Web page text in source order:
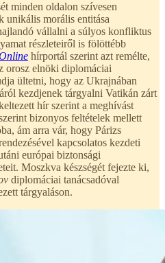
minden oldalon szívesen
unikális morális entitása
vállalni a súlyos konfliktus
részleteiről is fölöttébb
hírportál szerint azt remélte,
orosz elnöki diplomáciai
ültetni, hogy az Ukrajnában
kezdjenek tárgyalni Vatikán zárt
hír szerint a meghívást
bizonyos feltételek mellett
ám arra vár, hogy Párizs
kapcsolatos kezdeti
európai biztonsági
Moszkva készségét fejezte ki,
diplomáciai tanácsadóval
tárgyaláson.